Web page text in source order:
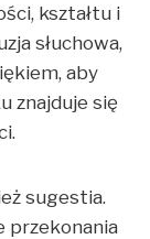
kształtu i
słuchowa,
aby
znajduje się
sugestia.
przekonania